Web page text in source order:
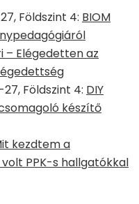
Földszint 4: BIOM
– Elégedetten az
27, Földszint 4: DIY
készítő
kezdtem a
PPK-s hallgatókkal